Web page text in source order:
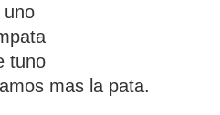
uno
tuno
mas la pata.